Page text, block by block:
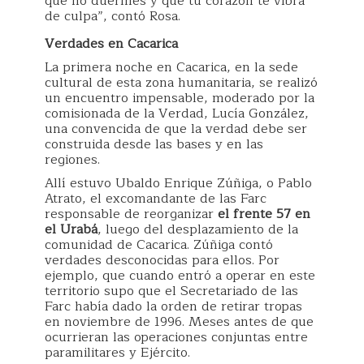
de culpa”, contó Rosa.
Verdades en Cacarica
La primera noche en Cacarica, en la sede
cultural de esta zona humanitaria, se realizó
un encuentro impensable, moderado por la
comisionada de la Verdad, Lucía González,
una convencida de que la verdad debe ser
construida desde las bases y en las
regiones.
Allí estuvo Ubaldo Enrique Zúñiga, o Pablo
Atrato, el excomandante de las Farc
responsable de reorganizarel frente 57 en
el Urabá, luego del desplazamiento de la
comunidad de Cacarica. Zúñiga contó
verdades desconocidas para ellos. Por
ejemplo, que cuando entró a operar en este
territorio supo que el Secretariado de las
Farc había dado la orden de retirar tropas
en noviembre de 1996. Meses antes de que
ocurrieran las operaciones conjuntas entre
paramilitares y Ejército.